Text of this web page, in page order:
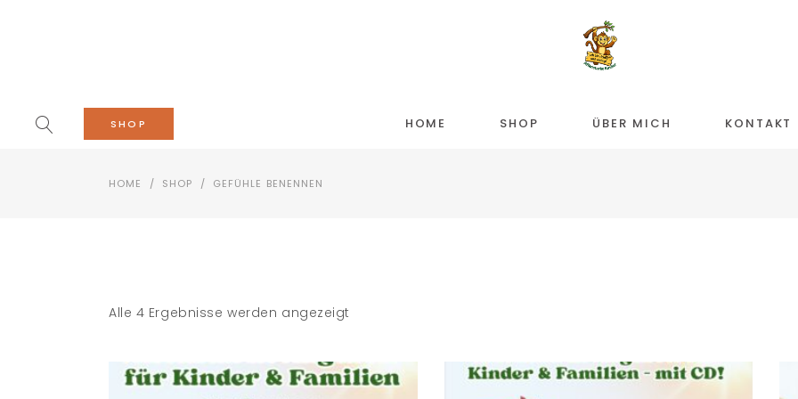
SHOP HOME SHOP ÜBER MICH KONTAKT
HOME / SHOP / GEFÜHLE BENENNEN
Alle 4 Ergebnisse werden angezeigt